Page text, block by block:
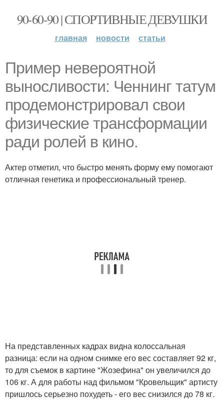
90-60-90 | СПОРТИВНЫЕ ДЕВУШКИ
главная новости статьи
Пример невероятной
выносливости: Ченнинг татум
продемонстрировал свои
физические трансформации
ради ролей в кино.
Актер отметил, что быстро менять форму ему помогают
отличная генетика и профессиональный тренер.
На представленных кадрах видна колоссальная
разница: если на одном снимке его вес составляет 92 кг,
то для съемок в картине "Жозефина" он увеличился до
106 кг. А для работы над фильмом "Кровельщик" артисту
пришлось серьезно похудеть - его вес снизился до 78 кг.